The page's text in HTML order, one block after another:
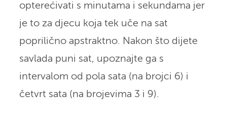
opterećivati s minutama i sekundama jer
je to za djecu koja tek uče na sat
poprilično apstraktno. Nakon što dijete
savlada puni sat, upoznajte ga s
intervalom od pola sata (na brojci 6) i
četvrt sata (na brojevima 3 i 9).